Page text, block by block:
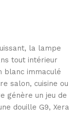
la lampe
tout intérieur
blanc immaculé
salon, cuisine ou
génère un jeu de
douille G9, Xera